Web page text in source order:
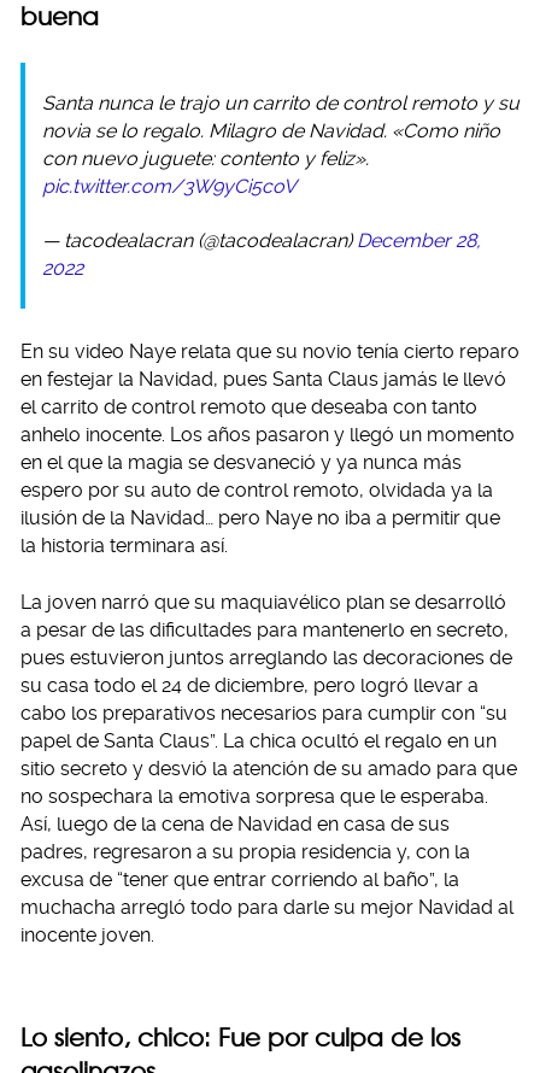
buena
Santa nunca le trajo un carrito de control remoto y su
novia se lo regalo. Milagro de Navidad. «Como niño
con nuevo juguete: contento y feliz».
pic.twitter.com/3W9yCi5coV
— tacodealacran (@tacodealacran)December 28,
2022
En su video Naye relata que su novio tenía cierto reparo
en festejar la Navidad, pues Santa Claus jamás le llevó
el carrito de control remoto que deseaba con tanto
anhelo inocente. Los años pasaron y llegó un momento
en el que la magia se desvaneció y ya nunca más
espero por su auto de control remoto, olvidada ya la
ilusión de la Navidad… pero Naye no iba a permitir que
la historia terminara así.
La joven narró que su maquiavélico plan se desarrolló
a pesar de las dificultades para mantenerlo en secreto,
pues estuvieron juntos arreglando las decoraciones de
su casa todo el 24 de diciembre, pero logró llevar a
cabo los preparativos necesarios para cumplir con “su
papel de Santa Claus”. La chica ocultó el regalo en un
sitio secreto y desvió la atención de su amado para que
no sospechara la emotiva sorpresa que le esperaba.
Así, luego de la cena de Navidad en casa de sus
padres, regresaron a su propia residencia y, con la
excusa de “tener que entrar corriendo al baño”, la
muchacha arregló todo para darle su mejor Navidad al
inocente joven.
Lo siento, chico: Fue por culpa de los